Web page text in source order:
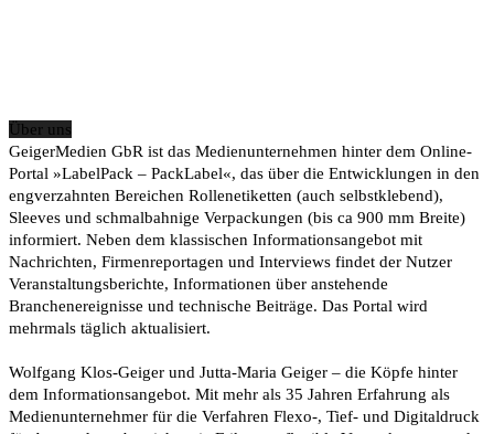
Über uns
GeigerMedien GbR ist das Medienunternehmen hinter dem Online-
Portal »LabelPack – PackLabel«, das über die Entwicklungen in den
engverzahnten Bereichen Rollenetiketten (auch selbstklebend),
Sleeves und schmalbahnige Verpackungen (bis ca 900 mm Breite)
informiert. Neben dem klassischen Informationsangebot mit
Nachrichten, Firmenreportagen und Interviews findet der Nutzer
Veranstaltungsberichte, Informationen über anstehende
Branchenereignisse und technische Beiträge. Das Portal wird
mehrmals täglich aktualisiert.
Wolfgang Klos-Geiger und Jutta-Maria Geiger – die Köpfe hinter
dem Informationsangebot. Mit mehr als 35 Jahren Erfahrung als
Medienunternehmer für die Verfahren Flexo-, Tief- und Digitaldruck